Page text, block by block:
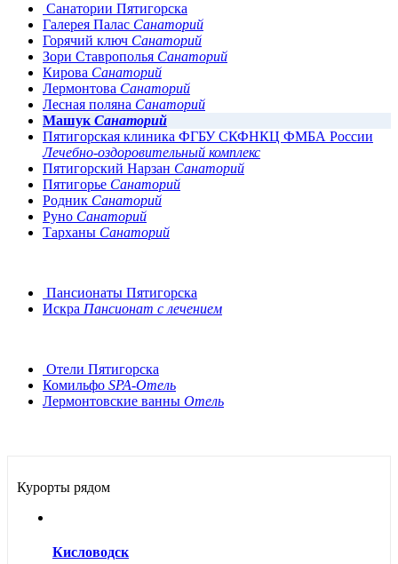
Санатории Пятигорска
Галерея Палас Санаторий
Горячий ключ Санаторий
Зори Ставрополья Санаторий
Кирова Санаторий
Лермонтова Санаторий
Лесная поляна Санаторий
Машук Санаторий
Пятигорская клиника ФГБУ СКФНКЦ ФМБА России
Лечебно-оздоровительный комплекс
Пятигорский Нарзан Санаторий
Пятигорье Санаторий
Родник Санаторий
Руно Санаторий
Тарханы Санаторий
Пансионаты Пятигорска
Искра Пансионат с лечением
Отели Пятигорска
Комильфо SPA-Отель
Лермонтовские ванны Отель
Курорты рядом
Кисловодск